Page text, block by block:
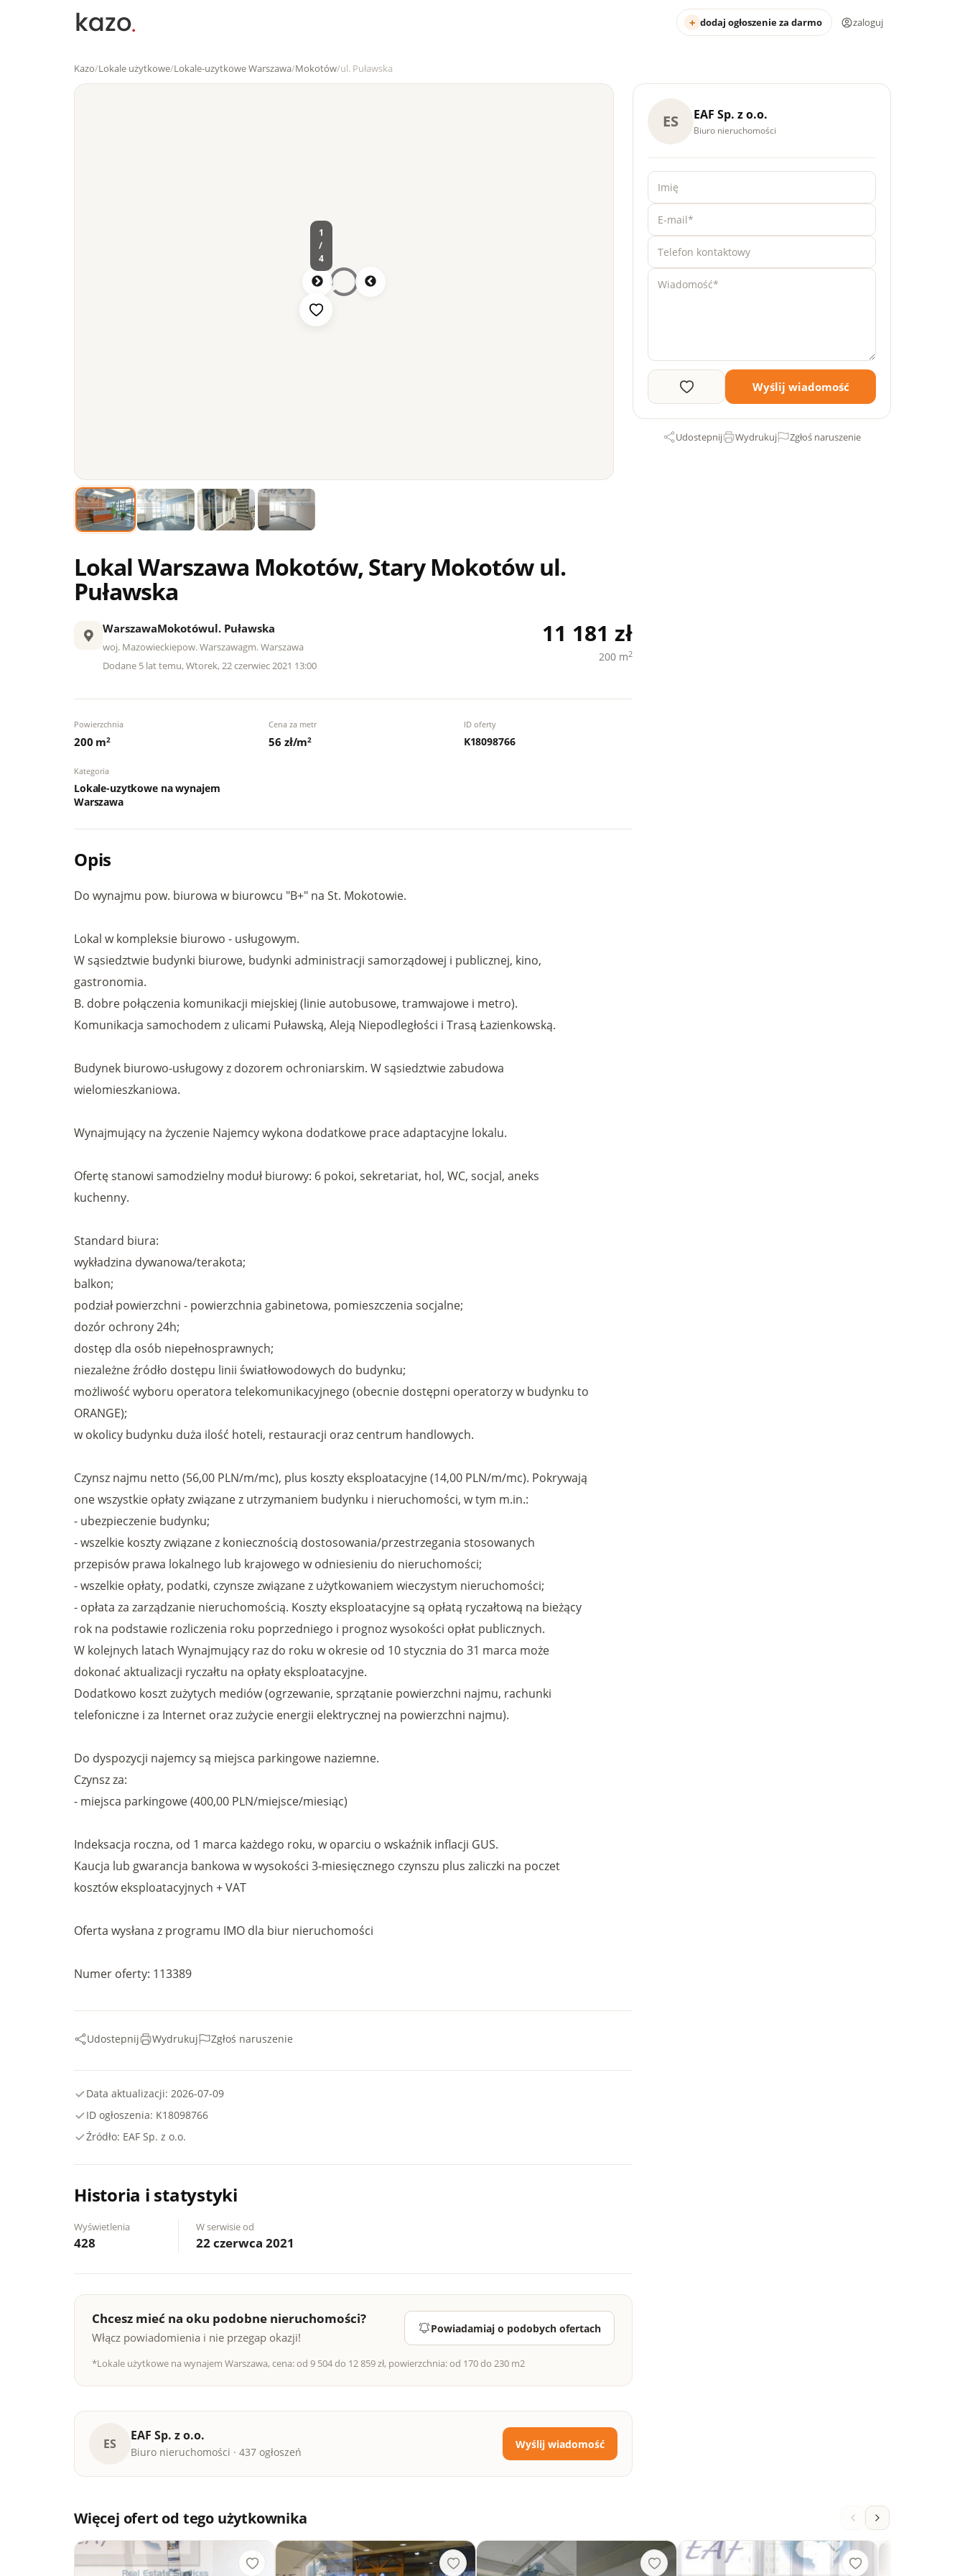
dodaj ogłoszenie za darmo zaloguj
Kazo/Lokale użytkowe/Lokale-uzytkowe Warszawa/Mokotów/ul. Puławska
1
/
4
Lokal Warszawa Mokotów, Stary Mokotów ul.
Puławska
WarszawaMokotówul. Puławska
woj. Mazowieckiepow. Warszawagm. Warszawa
Dodane 5 lat temu, Wtorek, 22 czerwiec 2021 13:00
11 181 zł
200 m2
Powierzchnia
200 m2
Cena za metr
56 zł/m2
ID oferty
K18098766
Kategoria
Lokale-uzytkowe na wynajem
Warszawa
Opis
Do wynajmu pow. biurowa w biurowcu "B+" na St. Mokotowie.
Lokal w kompleksie biurowo - usługowym.
W sąsiedztwie budynki biurowe, budynki administracji samorządowej i publicznej, kino,
gastronomia.
B. dobre połączenia komunikacji miejskiej (linie autobusowe, tramwajowe i metro).
Komunikacja samochodem z ulicami Puławską, Aleją Niepodległości i Trasą Łazienkowską.
Budynek biurowo-usługowy z dozorem ochroniarskim. W sąsiedztwie zabudowa
wielomieszkaniowa.
Wynajmujący na życzenie Najemcy wykona dodatkowe prace adaptacyjne lokalu.
Ofertę stanowi samodzielny moduł biurowy: 6 pokoi, sekretariat, hol, WC, socjal, aneks
kuchenny.
Standard biura:
wykładzina dywanowa/terakota;
balkon;
podział powierzchni - powierzchnia gabinetowa, pomieszczenia socjalne;
dozór ochrony 24h;
dostęp dla osób niepełnosprawnych;
niezależne źródło dostępu linii światłowodowych do budynku;
możliwość wyboru operatora telekomunikacyjnego (obecnie dostępni operatorzy w budynku to
ORANGE);
w okolicy budynku duża ilość hoteli, restauracji oraz centrum handlowych.
Czynsz najmu netto (56,00 PLN/m/mc), plus koszty eksploatacyjne (14,00 PLN/m/mc). Pokrywają
one wszystkie opłaty związane z utrzymaniem budynku i nieruchomości, w tym m.in.:
- ubezpieczenie budynku;
- wszelkie koszty związane z koniecznością dostosowania/przestrzegania stosowanych
przepisów prawa lokalnego lub krajowego w odniesieniu do nieruchomości;
- wszelkie opłaty, podatki, czynsze związane z użytkowaniem wieczystym nieruchomości;
- opłata za zarządzanie nieruchomością. Koszty eksploatacyjne są opłatą ryczałtową na bieżący
rok na podstawie rozliczenia roku poprzedniego i prognoz wysokości opłat publicznych.
W kolejnych latach Wynajmujący raz do roku w okresie od 10 stycznia do 31 marca może
dokonać aktualizacji ryczałtu na opłaty eksploatacyjne.
Dodatkowo koszt zużytych mediów (ogrzewanie, sprzątanie powierzchni najmu, rachunki
telefoniczne i za Internet oraz zużycie energii elektrycznej na powierzchni najmu).
Do dyspozycji najemcy są miejsca parkingowe naziemne.
Czynsz za:
- miejsca parkingowe (400,00 PLN/miejsce/miesiąc)
Indeksacja roczna, od 1 marca każdego roku, w oparciu o wskaźnik inflacji GUS.
Kaucja lub gwarancja bankowa w wysokości 3-miesięcznego czynszu plus zaliczki na poczet
kosztów eksploatacyjnych + VAT
Oferta wysłana z programu IMO dla biur nieruchomości
Numer oferty: 113389
Udostepnij Wydrukuj Zgłoś naruszenie
Data aktualizacji: 2026-07-09
ID ogłoszenia: K18098766
Źródło: EAF Sp. z o.o.
Historia i statystyki
Wyświetlenia
428
W serwisie od
22 czerwca 2021
Chcesz mieć na oku podobne nieruchomości?
Włącz powiadomienia i nie przegap okazji!
Powiadamiaj o podobych ofertach
*Lokale użytkowe na wynajem Warszawa, cena: od 9 504 do 12 859 zł, powierzchnia: od 170 do 230 m2
ES
EAF Sp. z o.o.
Biuro nieruchomości · 437 ogłoszeń
Wyślij wiadomość
ES EAF Sp. z o.o.
Biuro nieruchomości
Wyślij wiadomość
Udostepnij Wydrukuj Zgłoś naruszenie
Więcej ofert od tego użytkownika